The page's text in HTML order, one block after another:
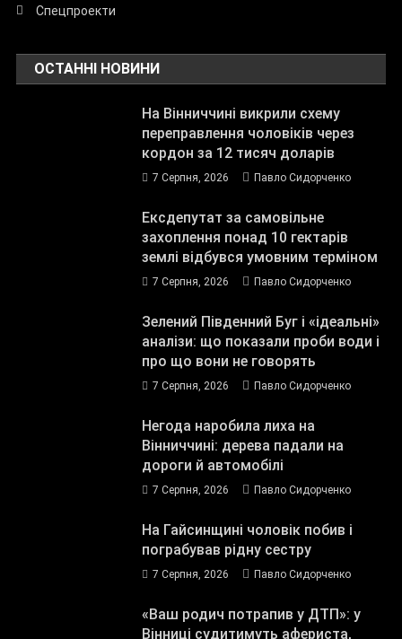
Спецпроекти
ОСТАННІ НОВИНИ
На Вінниччині викрили схему
переправлення чоловіків через
кордон за 12 тисяч доларів
7 Серпня, 2026 Павло Сидорченко
Ексдепутат за самовільне
захоплення понад 10 гектарів
землі відбувся умовним терміном
7 Серпня, 2026 Павло Сидорченко
Зелений Південний Буг і «ідеальні»
аналізи: що показали проби води і
про що вони не говорять
7 Серпня, 2026 Павло Сидорченко
Негода наробила лиха на
Вінниччині: дерева падали на
дороги й автомобілі
7 Серпня, 2026 Павло Сидорченко
На Гайсинщині чоловік побив і
пограбував рідну сестру
7 Серпня, 2026 Павло Сидорченко
«Ваш родич потрапив у ДТП»: у
Вінниці судитимуть афериста,